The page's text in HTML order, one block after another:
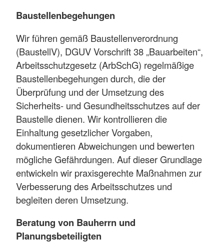
Baustellenbegehungen
Wir führen gemäß Baustellenverordnung
(BaustellV), DGUV Vorschrift 38 „Bauarbeiten“,
Arbeitsschutzgesetz (ArbSchG) regelmäßige
Baustellenbegehungen durch, die der
Überprüfung und der Umsetzung des
Sicherheits- und Gesundheitsschutzes auf der
Baustelle dienen. Wir kontrollieren die
Einhaltung gesetzlicher Vorgaben,
dokumentieren Abweichungen und bewerten
mögliche Gefährdungen. Auf dieser Grundlage
entwickeln wir praxisgerechte Maßnahmen zur
Verbesserung des Arbeitsschutzes und
begleiten deren Umsetzung.
Beratung von Bauherrn und
Planungsbeteiligten